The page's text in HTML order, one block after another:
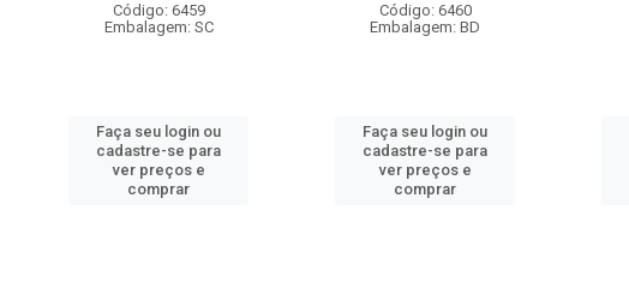
Código: 6459
Embalagem: SC
Faça seu login ou
cadastre-se para
ver preços e
comprar
Código: 6460
Embalagem: BD
Faça seu login ou
cadastre-se para
ver preços e
comprar